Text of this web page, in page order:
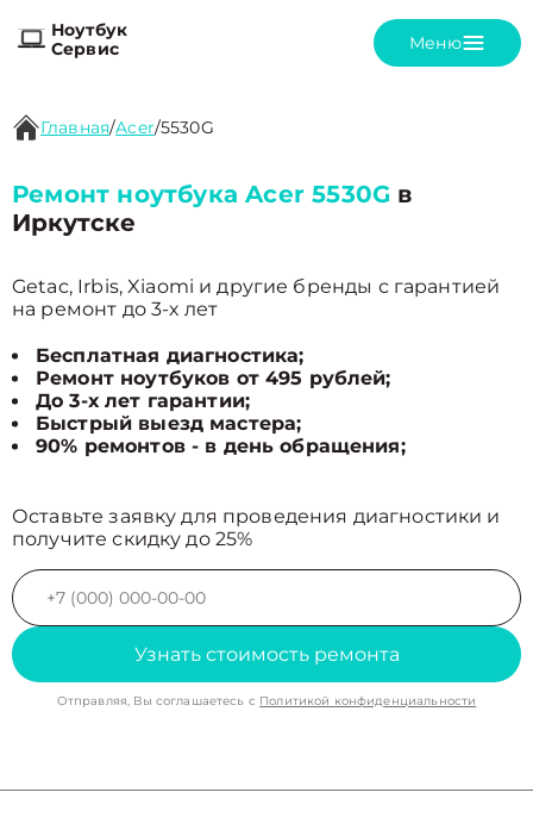
Ноутбук
Сервис
Меню
Главная/Acer/5530G
Ремонт ноутбука Acer 5530G в
Иркутске
Getac, Irbis, Xiaomi и другие бренды с гарантией
на ремонт до 3-х лет
Бесплатная диагностика;
Ремонт ноутбуков от 495 рублей;
До 3-х лет гарантии;
Быстрый выезд мастера;
90% ремонтов - в день обращения;
Оставьте заявку для проведения диагностики и
получите скидку до 25%
Узнать стоимость ремонта
Отправляя, Вы соглашаетесь с Политикой конфиденциальности